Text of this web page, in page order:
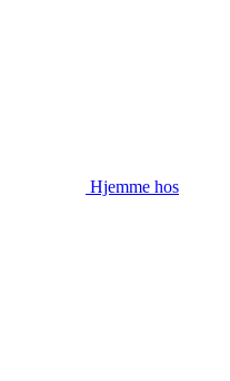
Hjemme hos